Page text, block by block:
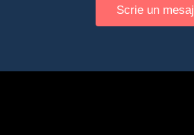
Scrie un mesaj